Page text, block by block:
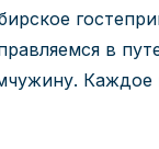
в
Каждое